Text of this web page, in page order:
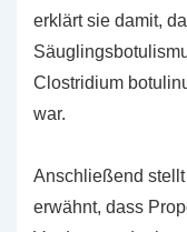
erklärt sie damit,
Clostridium
war.
Anschließend
erwähnt, dass